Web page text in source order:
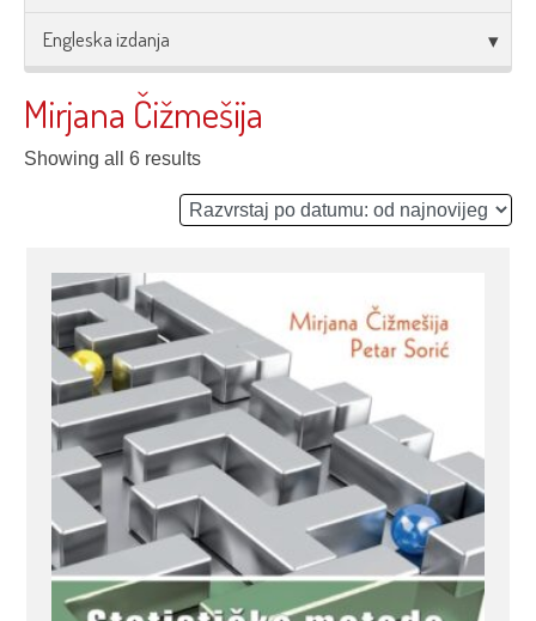
Engleska izdanja
Mirjana Čižmešija
Showing all 6 results